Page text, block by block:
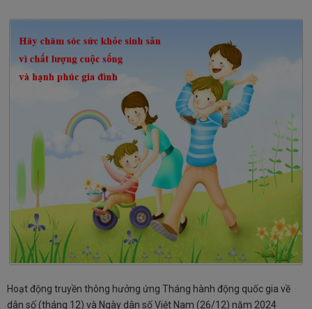
Hoạt động truyền thông hưởng ứng Tháng hành động quốc gia về
dân số (tháng 12) và Ngày dân số Việt Nam (26/12) năm 2024